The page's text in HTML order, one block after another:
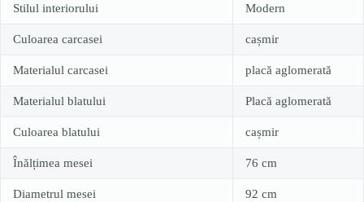
Stilul interiorului Modern
Culoarea carcasei cașmir
Materialul carcasei placă aglomerată
Materialul blatului Placă aglomerată
Culoarea blatului cașmir
Înălțimea mesei 76 cm
Diametrul mesei 92 cm